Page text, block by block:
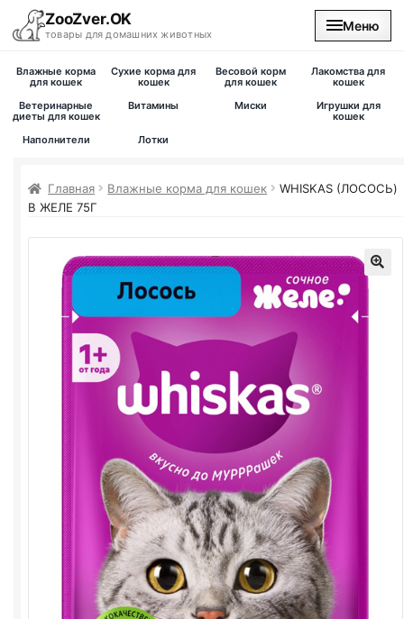
ZooZver.OK
товары для домашних животных
Меню
На главную
Влажные корма
для кошек
Сухие корма для
кошек
Весовой корм
для кошек
Лакомства для
кошек
Ветеринарные
диеты для кошек
Витамины Миски
Игрушки для
кошек
Наполнители
Лотки
Главная Влажные корма для кошек
WHISKAS (ЛОСОСЬ)
В ЖЕЛЕ 75Г